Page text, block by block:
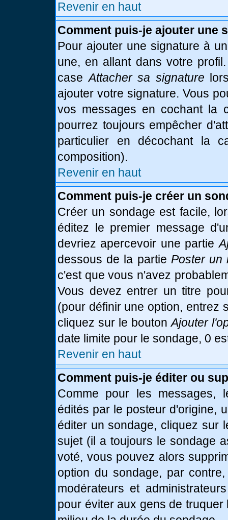
Revenir en haut
Comment puis-je ajouter une
Pour ajouter une signature à
une, en allant dans votre
caseAttacher sa signature
ajouter votre signature. Vous
vos messages en cochant la
pourrez toujours empêcher
particulier en décochant la
composition).
Revenir en haut
Comment puis-je créer un
Créer un sondage est facile,
éditez le premier message
devriez apercevoir une partie
dessous de la partie Poster un
c'est que vous n'avez
Vous devez entrer un titre
(pour définir une option, entrez
cliquez sur le boutonAjouter
date limite pour le sondage, 0
Revenir en haut
Comment puis-je éditer ou
Comme pour les messages,
édités par le posteur d'origine,
éditer un sondage, cliquez sur
sujet (il a toujours le sondage
voté, vous pouvez alors
option du sondage, par
modérateurs et
pour éviter aux gens de